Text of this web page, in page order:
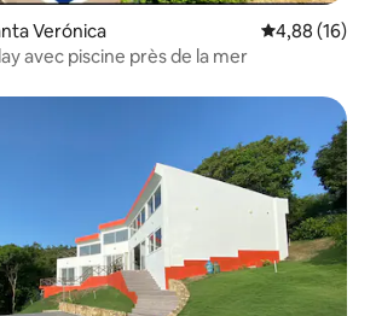
Verónica Évaluation
4,88 (16)
avec piscine près de la mer